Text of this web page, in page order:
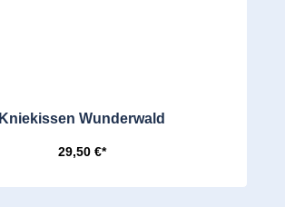
Kniekissen Wunderwald
29,50 €*